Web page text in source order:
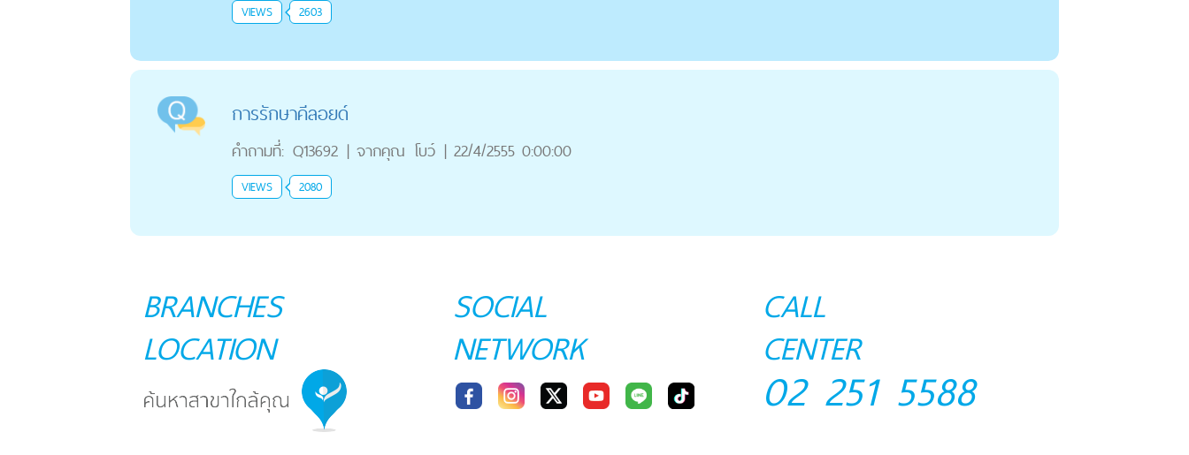
VIEWS 2603
การรักษาคีลอยด์
คำถามที่: Q13692 | จากคุณ โบว์ | 22/4/2555 0:00:00
VIEWS 2080
BRANCHES
LOCATION
SOCIAL
NETWORK
CALL
CENTER
02 251 5588